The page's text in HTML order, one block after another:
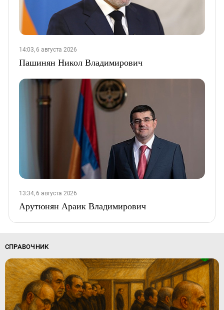
14:03, 6 августа 2026
Пашинян Никол Владимирович
13:34, 6 августа 2026
Арутюнян Араик Владимирович
СПРАВОЧНИК